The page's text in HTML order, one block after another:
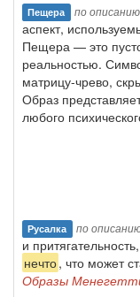
Пещера по описанию
аспект,
Пещера — это
реальностью.
матри­цу-чрево,
Образ
любого
Русалка по
и
нечто, что может
Образы